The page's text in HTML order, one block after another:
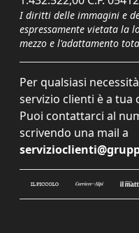
I diritti delle immagini e
espressamente vietata la
mezzo e l'adattamento
Per qualsiasi
servizio clienti è a tua
Puoi contattarci al
scrivendo una mail a